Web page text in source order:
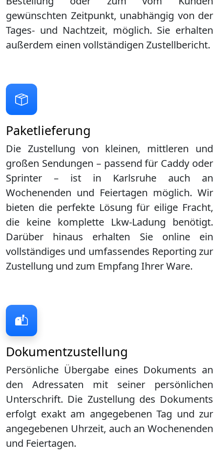
Dokumentzustellung
Persönliche Übergabe eines Dokuments an
den Adressaten mit seiner persönlichen
Unterschrift. Die Zustellung des Dokuments
erfolgt exakt am angegebenen Tag und zur
angegebenen Uhrzeit, auch an Wochenenden
und Feiertagen.
Paketlieferung
Die Zustellung von kleinen, mittleren und
großen Sendungen – passend für Caddy oder
Sprinter – ist in Karlsruhe auch an
Wochenenden und Feiertagen möglich. Wir
bieten die perfekte Lösung für eilige Fracht,
die keine komplette Lkw-Ladung benötigt.
Darüber hinaus erhalten Sie online ein
vollständiges und umfassendes Reporting zur
Zustellung und zum Empfang Ihrer Ware.
gewünschten Zeitpunkt, unabhängig von der
Tages- und Nachtzeit, möglich. Sie erhalten
außerdem einen vollständigen Zustellbericht.